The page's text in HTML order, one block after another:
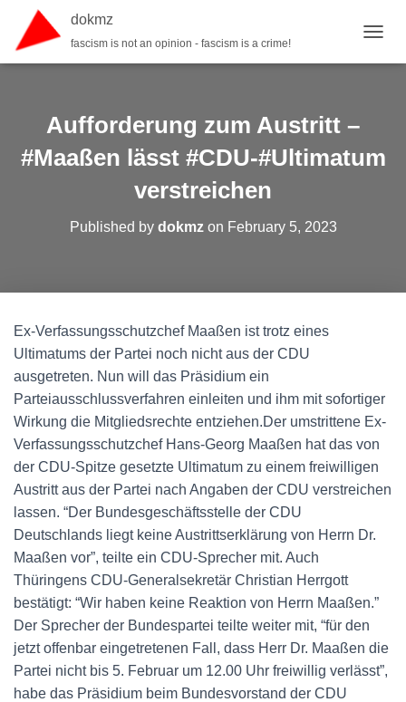
dokmz
fascism is not an opinion - fascism is a crime!
Aufforderung zum Austritt –
#Maaßen lässt #CDU-#Ultimatum
verstreichen
Published by dokmzon February 5, 2023
Ex-Verfassungsschutzchef Maaßen ist trotz eines
Ultimatums der Partei noch nicht aus der CDU
ausgetreten. Nun will das Präsidium ein
Parteiausschlussverfahren einleiten und ihm mit sofortiger
Wirkung die Mitgliedsrechte entziehen.Der umstrittene Ex-
Verfassungsschutzchef Hans-Georg Maaßen hat das von
der CDU-Spitze gesetzte Ultimatum zu einem freiwilligen
Austritt aus der Partei nach Angaben der CDU verstreichen
lassen. “Der Bundesgeschäftsstelle der CDU
Deutschlands liegt keine Austrittserklärung von Herrn Dr.
Maaßen vor”, teilte ein CDU-Sprecher mit. Auch
Thüringens CDU-Generalsekretär Christian Herrgott
bestätigt: “Wir haben keine Reaktion von Herrn Maaßen.”
Der Sprecher der Bundespartei teilte weiter mit, “für den
jetzt offenbar eingetretenen Fall, dass Herr Dr. Maaßen die
Partei nicht bis 5. Februar um 12.00 Uhr freiwillig verlässt”,
habe das Präsidium beim Bundesvorstand der CDU